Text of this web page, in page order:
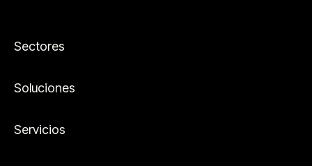
Sectores
Soluciones
Servicios